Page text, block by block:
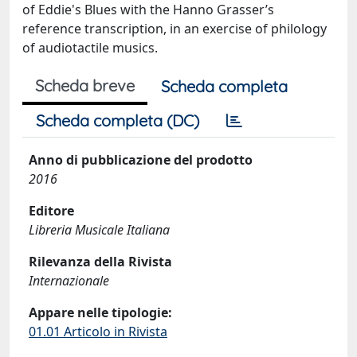
of Eddie's Blues with the Hanno Grasser’s
reference transcription, in an exercise of philology
of audiotactile musics.
Scheda breve
Scheda completa
Scheda completa (DC)
Anno di pubblicazione del prodotto
2016
Editore
Libreria Musicale Italiana
Rilevanza della Rivista
Internazionale
Appare nelle tipologie:
01.01 Articolo in Rivista